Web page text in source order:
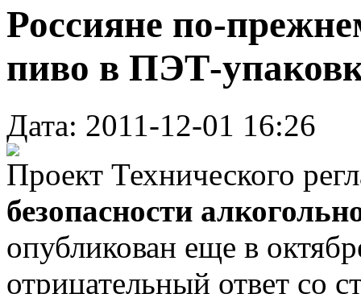
Россияне по-
пиво в ПЭТ-
Дата: 2011-12-01 16:26
Проект Технического
безопасности
опубликован еще в
отрицательный ответ со